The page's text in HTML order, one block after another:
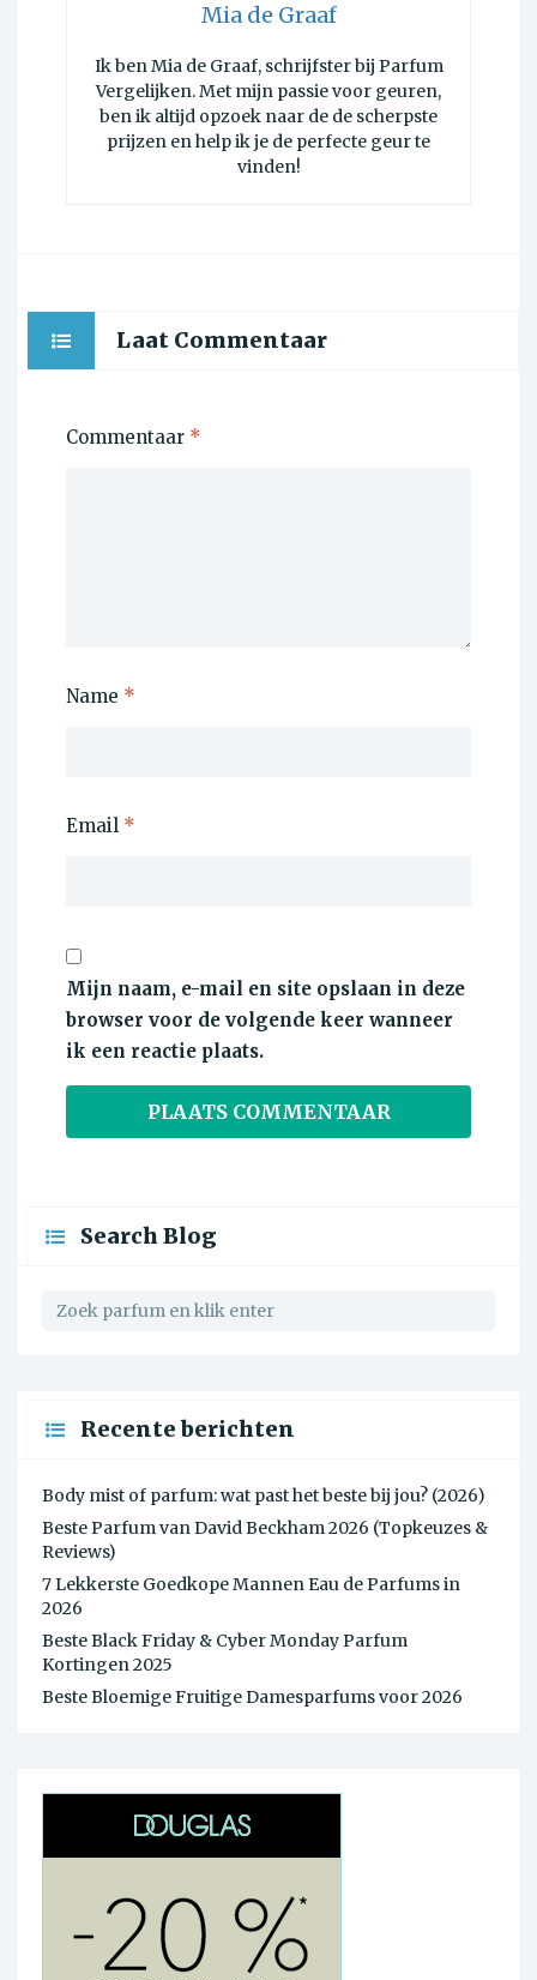
Mia de Graaf
Ik ben Mia de Graaf, schrijfster bij Parfum
Vergelijken. Met mijn passie voor geuren,
ben ik altijd opzoek naar de de scherpste
prijzen en help ik je de perfecte geur te
vinden!
Laat Commentaar
Commentaar *
Name *
Email *
Mijn naam, e-mail en site opslaan in deze
browser voor de volgende keer wanneer
ik een reactie plaats.
Search Blog
Recente berichten
Body mist of parfum: wat past het beste bij jou? (2026)
Beste Parfum van David Beckham 2026 (Topkeuzes &
Reviews)
7 Lekkerste Goedkope Mannen Eau de Parfums in
2026
Beste Black Friday & Cyber Monday Parfum
Kortingen 2025
Beste Bloemige Fruitige Damesparfums voor 2026